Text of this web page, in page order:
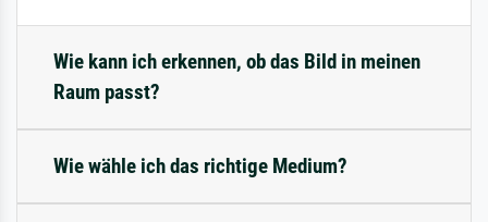
Wie kann ich erkennen, ob das Bild in meinen
Raum passt?
Wie wähle ich das richtige Medium?